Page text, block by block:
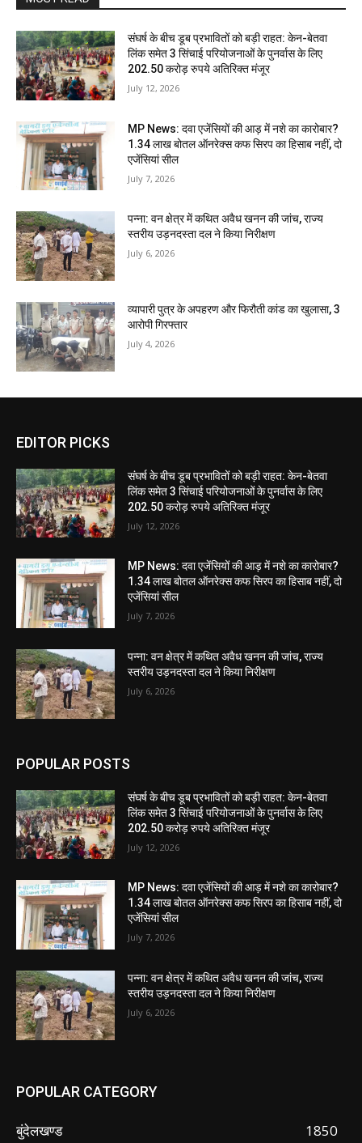
संघर्ष के बीच डूब प्रभावितों को बड़ी राहत: केन-बेतवा
लिंक समेत 3 सिंचाई परियोजनाओं के पुनर्वास के लिए
202.50 करोड़ रुपये अतिरिक्त मंजूर
July 12, 2026
MP News: दवा एजेंसियों की आड़ में नशे का कारोबार?
1.34 लाख बोतल ऑनरेक्स कफ सिरप का हिसाब नहीं, दो
एजेंसियां सील
July 7, 2026
पन्ना: वन क्षेत्र में कथित अवैध खनन की जांच, राज्य
स्तरीय उड़नदस्ता दल ने किया निरीक्षण
July 6, 2026
व्यापारी पुत्र के अपहरण और फिरौती कांड का खुलासा, 3
आरोपी गिरफ्तार
July 4, 2026
EDITOR PICKS
संघर्ष के बीच डूब प्रभावितों को बड़ी राहत: केन-बेतवा
लिंक समेत 3 सिंचाई परियोजनाओं के पुनर्वास के लिए
202.50 करोड़ रुपये अतिरिक्त मंजूर
July 12, 2026
MP News: दवा एजेंसियों की आड़ में नशे का कारोबार?
1.34 लाख बोतल ऑनरेक्स कफ सिरप का हिसाब नहीं, दो
एजेंसियां सील
July 7, 2026
पन्ना: वन क्षेत्र में कथित अवैध खनन की जांच, राज्य
स्तरीय उड़नदस्ता दल ने किया निरीक्षण
July 6, 2026
POPULAR POSTS
संघर्ष के बीच डूब प्रभावितों को बड़ी राहत: केन-बेतवा
लिंक समेत 3 सिंचाई परियोजनाओं के पुनर्वास के लिए
202.50 करोड़ रुपये अतिरिक्त मंजूर
July 12, 2026
MP News: दवा एजेंसियों की आड़ में नशे का कारोबार?
1.34 लाख बोतल ऑनरेक्स कफ सिरप का हिसाब नहीं, दो
एजेंसियां सील
July 7, 2026
पन्ना: वन क्षेत्र में कथित अवैध खनन की जांच, राज्य
स्तरीय उड़नदस्ता दल ने किया निरीक्षण
July 6, 2026
POPULAR CATEGORY
बुंदेलखण्ड
1850